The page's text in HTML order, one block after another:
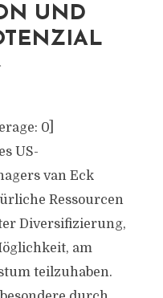
UND
0]
US-
van Eck
Ressourcen
Diversifizierung,
am
teilzuhaben.